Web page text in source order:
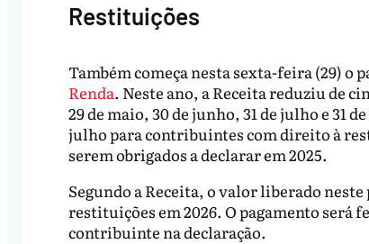
Restituições
Também começa nesta sexta-feira (29) o
Renda. Neste ano, a Receita reduziu de
29 de maio, 30 de junho, 31 de julho e 31
julho para contribuintes com direito à
serem obrigados a declarar em 2025.
Segundo a Receita, o valor liberado
restituições em 2026. O pagamento será
contribuinte na declaração.